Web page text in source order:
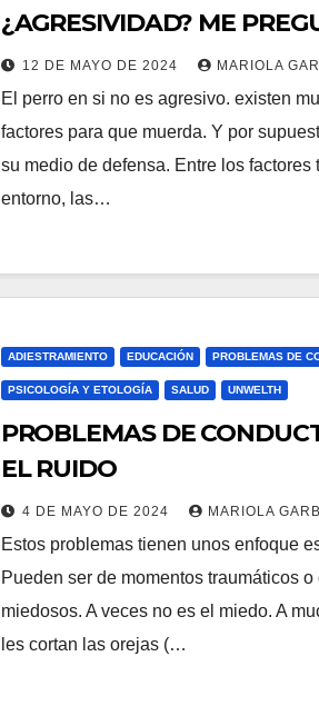
¿AGRESIVIDAD? ME
12 DE MAYO DE 2024 MARIOLA
El perro en si no es agresivo. existen
factores para que muerda. Y por
su medio de defensa. Entre los factores
entorno, las…
ADIESTRAMIENTO EDUCACIÓN PROBLEMAS DE
PSICOLOGÍA Y ETOLOGÍA SALUD UNWELTH
PROBLEMAS DE
EL RUIDO
4 DE MAYO DE 2024 MARIOLA
Estos problemas tienen unos enfoque
Pueden ser de momentos traumáticos o
miedosos. A veces no es el miedo. A
les cortan las orejas (…